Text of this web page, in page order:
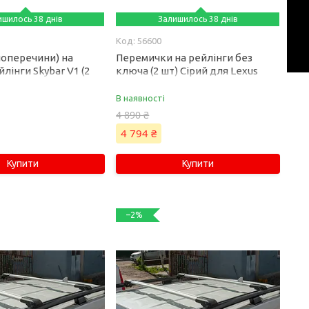
38 днів
на
Skybar V1 (2
рр
Купити
Залишилось 38 днів
56600
Перемички на рейлінги без
ключа (2 шт) Сірий для Lexus
В наявності
4 890 ₴
4 794 ₴
Купити
–2%